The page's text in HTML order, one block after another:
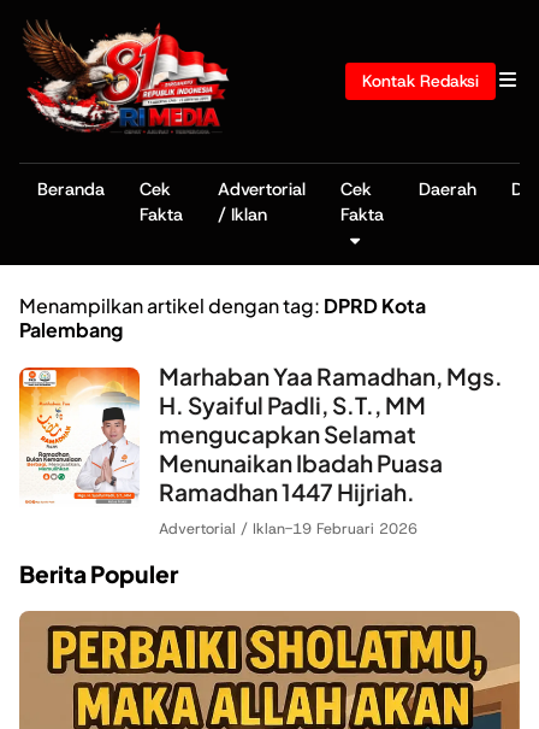
Kontak Redaksi
Beranda
Cek
Fakta
Advertorial
/ Iklan
Cek
Fakta
Daerah
Menampilkan artikel dengan tag: DPRD Kota
Palembang
Marhaban Yaa Ramadhan, Mgs.
H. Syaiful Padli, S.T., MM
mengucapkan Selamat
Menunaikan Ibadah Puasa
Ramadhan 1447 Hijriah.
Advertorial / Iklan-19 Februari 2026
Berita Populer